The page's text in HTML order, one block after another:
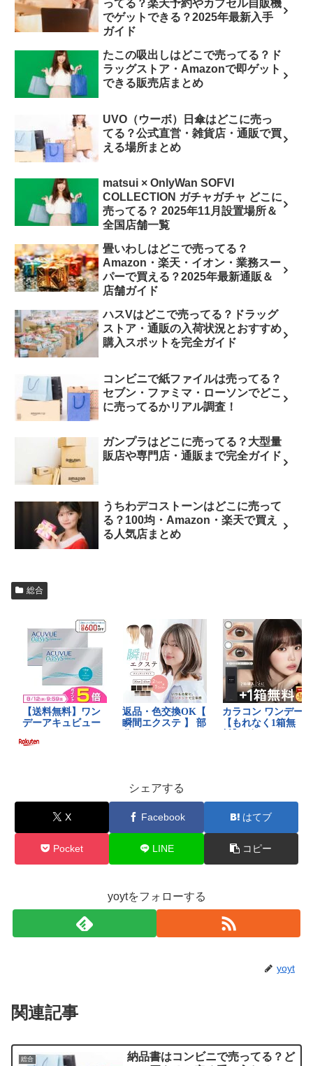
ってる？楽天予約やカプセル自販機
でゲットできる？2025年最新入手
ガイド
たこの吸出しはどこで売ってる？ド
ラッグストア・Amazonで即ゲット
できる販売店まとめ
UVO（ウーボ）日傘はどこに売っ
てる？公式直営・雑貨店・通販で買
える場所まとめ
matsui × OnlyWan SOFVI
COLLECTION ガチャガチャ どこに
売ってる？ 2025年11月設置場所＆
全国店舗一覧
畳いわしはどこで売ってる？
Amazon・楽天・イオン・業務スー
パーで買える？2025年最新通販＆
店舗ガイド
ハスVはどこで売ってる？ドラッグ
ストア・通販の入荷状況とおすすめ
購入スポットを完全ガイド
コンビニで紙ファイルは売ってる？
セブン・ファミマ・ローソンでどこ
に売ってるかリアル調査！
ガンプラはどこに売ってる？大型量
販店や専門店・通販まで完全ガイド
うちわデコストーンはどこに売って
る？100均・Amazon・楽天で買え
る人気店まとめ
総合
シェアする
X Facebook はてブ
Pocket LINE コピー
yoytをフォローする
yoyt
関連記事
総合
納品書はコンビニで売ってる？ど